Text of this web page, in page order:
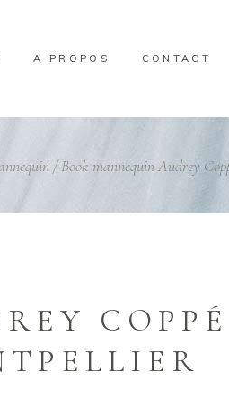
A PROPOS CONTACT
/Book mannequin Audrey